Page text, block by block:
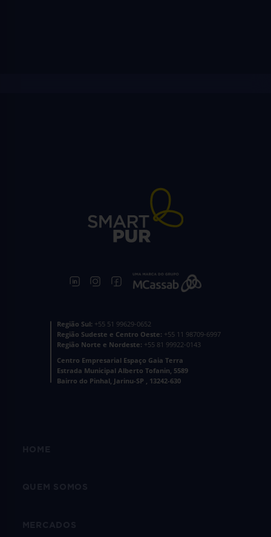
Região Sul: +55 51 99629-0652
Região Sudeste e Centro Oeste: +55 11 98709-6997
Região Norte e Nordeste: +55 81 99922-0143
Centro Empresarial Espaço Gaia Terra
Estrada Municipal Alberto Tofanin, 5589
Bairro do Pinhal, Jarinu-SP , 13242-630